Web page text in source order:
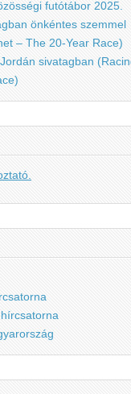
futótábor 2025.
önkéntes szemmel
– The 20-Year Race)
sivatagban